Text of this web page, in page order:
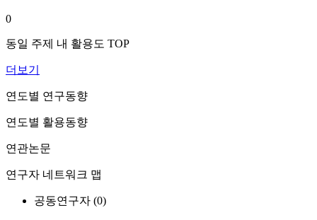
0
동일 주제 내 활용도 TOP
더보기
연도별 연구동향
연도별 활용동향
연관논문
연구자 네트워크 맵
공동연구자 (0)